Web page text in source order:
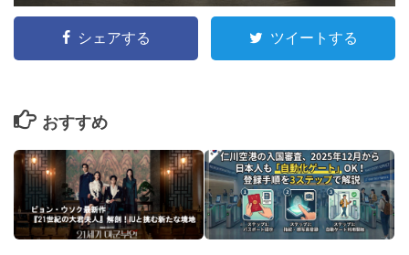
シェアする ツイートする
おすすめ